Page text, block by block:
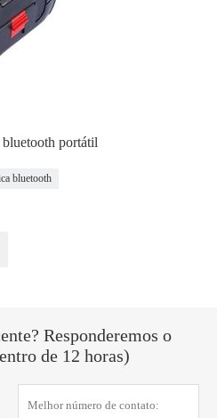
bluetooth portátil
bluetooth
Responderemos o
de 12 horas)